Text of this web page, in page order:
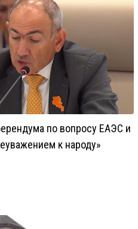
по вопросу ЕАЭС и
к народу»